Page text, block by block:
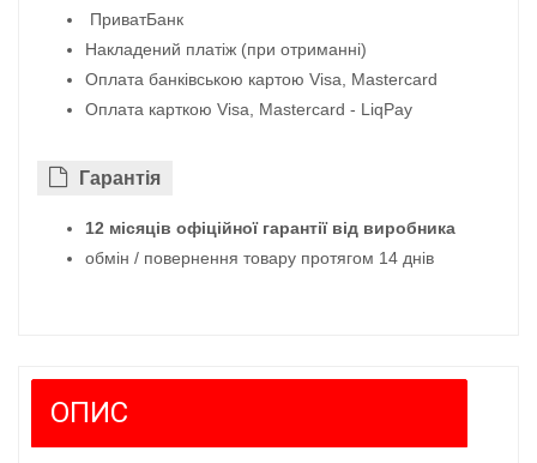
ПриватБанк
Накладений платіж (при отриманні)
Оплата банківською картою Visa, Mastercard
Оплата карткою Visa, Mastercard - LiqPay
Гарантiя
12 місяців офіційної гарантії від виробника
обмін / повернення товару протягом 14 днів
ОПИС